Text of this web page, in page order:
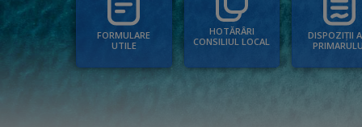
FORMULARE
UTILE
HOTĂRÂRI
CONSILIUL LOCAL
DISPOZIȚII